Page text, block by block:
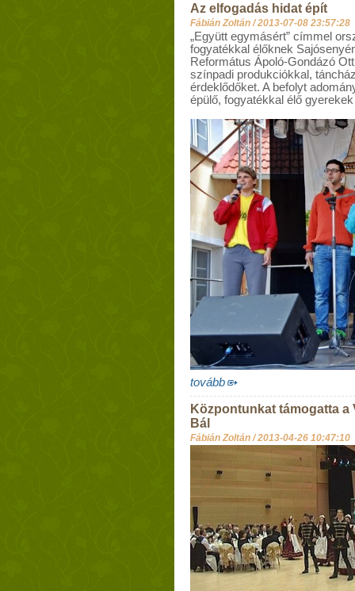
Az elfogadás hidat épít
Fábián Zoltán /2013-07-08 23:57:28
„Együtt egymásért” címmel
fogyatékkal élőknek
Református Ápoló-Gondázó
színpadi produkciókkal,
érdeklődőket. A befolyt
épülő, fogyatékkal élő
tovább
Központunkat támogatta
Bál
Fábián Zoltán /2013-04-26 10:47:10